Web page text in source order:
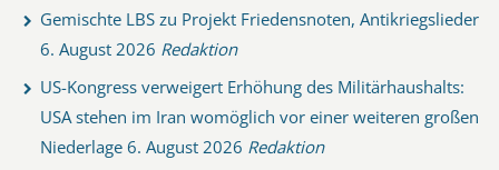
Gemischte LBS zu Projekt Friedensnoten, Antikriegslieder
6. August 2026 Redaktion
US-Kongress verweigert Erhöhung des Militärhaushalts:
USA stehen im Iran womöglich vor einer weiteren großen
Niederlage 6. August 2026 Redaktion